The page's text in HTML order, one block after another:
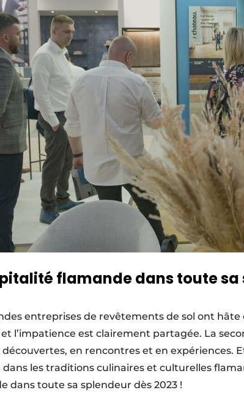
flamande dans toute
entreprises de revêtements de sol ont hâte
et l’impatience est clairement partagée. La
découvertes, en rencontres et en expériences.
dans les traditions culinaires et culturelles
dans toute sa splendeur dès 2023 !